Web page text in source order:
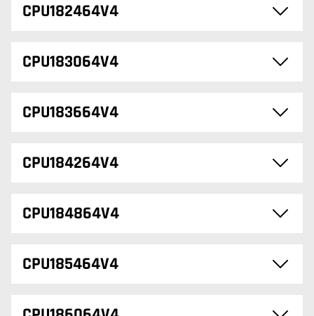
CPU182464V4
CPU183064V4
CPU183664V4
CPU184264V4
CPU184864V4
CPU185464V4